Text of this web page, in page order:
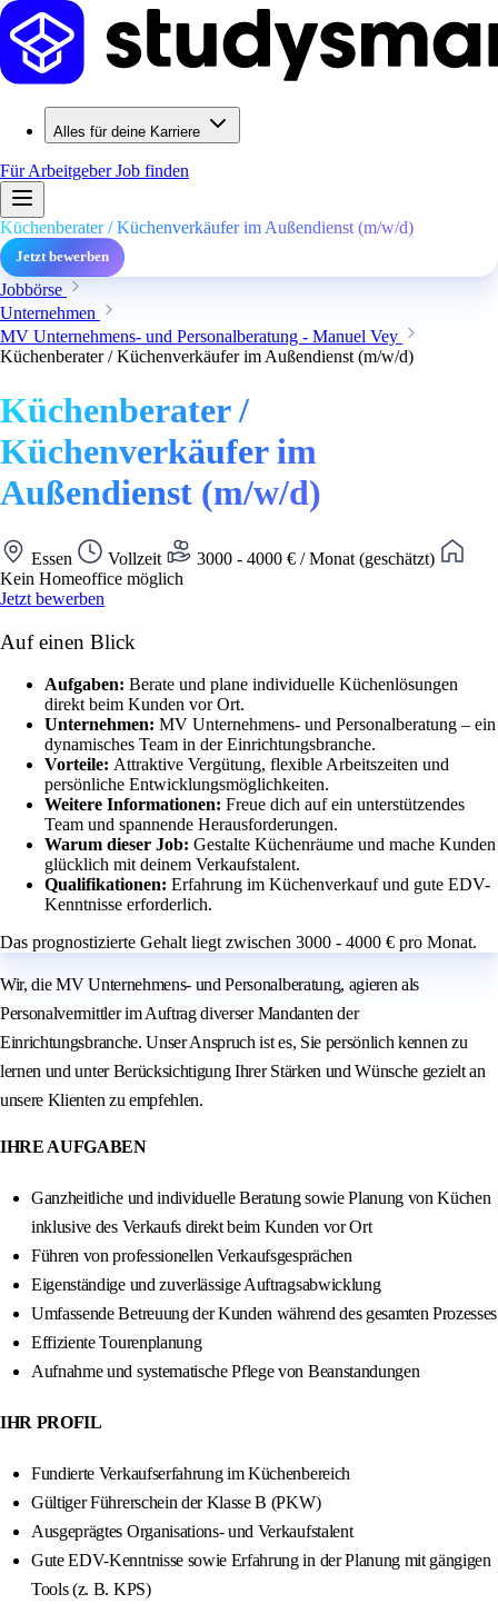
Alles für deine Karriere
Für ArbeitgeberJob finden
Küchenberater / Küchenverkäufer im Außendienst (m/w/d)
Jetzt bewerben
Jobbörse
Unternehmen
MV Unternehmens- und Personalberatung - Manuel Vey
Küchenberater / Küchenverkäufer im Außendienst (m/w/d)
Küchenberater /
Küchenverkäufer im
Außendienst (m/w/d)
Essen Vollzeit
3000 - 4000 € / Monat (geschätzt)
Kein Homeoffice möglich
Jetzt bewerben
Auf einen Blick
Aufgaben: Berate und plane individuelle Küchenlösungen
direkt beim Kunden vor Ort.
Unternehmen: MV Unternehmens- und Personalberatung – ein
dynamisches Team in der Einrichtungsbranche.
Vorteile: Attraktive Vergütung, flexible Arbeitszeiten und
persönliche Entwicklungsmöglichkeiten.
Weitere Informationen: Freue dich auf ein unterstützendes
Team und spannende Herausforderungen.
Warum dieser Job: Gestalte Küchenräume und mache Kunden
glücklich mit deinem Verkaufstalent.
Qualifikationen: Erfahrung im Küchenverkauf und gute EDV-
Kenntnisse erforderlich.
Das prognostizierte Gehalt liegt zwischen 3000 - 4000 € pro Monat.
Wir, die MV Unternehmens- und Personalberatung, agieren als
Personalvermittler im Auftrag diverser Mandanten der
Einrichtungsbranche. Unser Anspruch ist es, Sie persönlich kennen zu
lernen und unter Berücksichtigung Ihrer Stärken und Wünsche gezielt an
unsere Klienten zu empfehlen.
IHRE AUFGABEN
Ganzheitliche und individuelle Beratung sowie Planung von Küchen
inklusive des Verkaufs direkt beim Kunden vor Ort
Führen von professionellen Verkaufsgesprächen
Eigenständige und zuverlässige Auftragsabwicklung
Umfassende Betreuung der Kunden während des gesamten Prozesses
Effiziente Tourenplanung
Aufnahme und systematische Pflege von Beanstandungen
IHR PROFIL
Fundierte Verkaufserfahrung im Küchenbereich
Gültiger Führerschein der Klasse B (PKW)
Ausgeprägtes Organisations- und Verkaufstalent
Gute EDV-Kenntnisse sowie Erfahrung in der Planung mit gängigen
Tools (z. B. KPS)